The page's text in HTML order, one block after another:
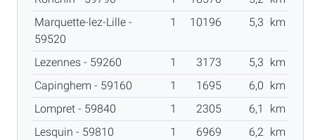
Marquette-lez-Lille -
59520
1 10196 5,3 km
Lezennes - 59260 1 3173 5,3 km
Capinghem - 59160
1 1695 6,0 km
Lompret - 59840
1 2305 6,1
km
Lesquin - 59810
1 6969 6,2 km